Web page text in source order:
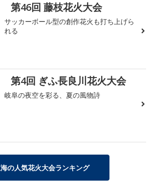
第46回 藤枝花火大会
サッカーボール型の創作花火も打ち上げら
れる
第4回 ぎふ長良川花火大会
岐阜の夜空を彩る、夏の風物詩
の人気花火大会ランキング